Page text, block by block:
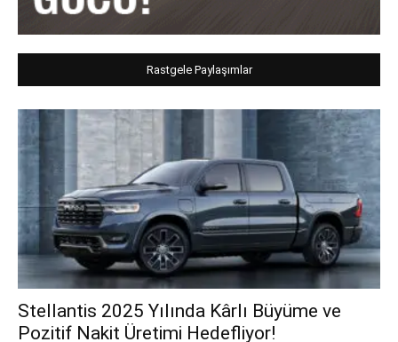
Rastgele Paylaşımlar
Stellantis 2025 Yılında Kârlı Büyüme ve
Pozitif Nakit Üretimi Hedefliyor!